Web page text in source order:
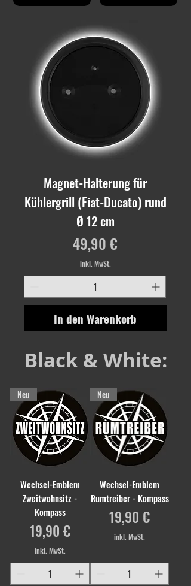
Magnet-Halterung für
Kühlergrill (Fiat-Ducato) rund
Ø 12 cm
Preis
49,90 €
inkl. MwSt.
In den Warenkorb
Black & White:
Neu
Wechsel-Emblem
Zweitwohnsitz -
Kompass
Preis
19,90 €
inkl. MwSt.
Neu
Wechsel-Emblem
Rumtreiber - Kompass
Preis
19,90 €
inkl. MwSt.